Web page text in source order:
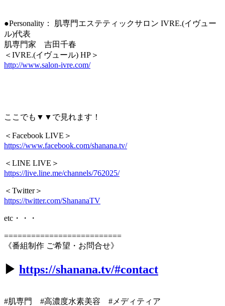
●Personality： 肌専門エステティックサロン IVRE.(イヴュー
ル)代表
肌専門家 吉田千春
＜IVRE.(イヴュール) HP＞
http://www.salon-ivre.com/
ここでも▼▼で見れます！
＜Facebook LIVE＞
https://www.facebook.com/shanana.tv/
＜LINE LIVE＞
https://live.line.me/channels/762025/
＜Twitter＞
https://twitter.com/ShananaTV
etc・・・
==========================
《番組制作 ご希望・お問合せ》
▶︎ https://shanana.tv/#contact
#肌専門 #高濃度水素美容 #メディティア